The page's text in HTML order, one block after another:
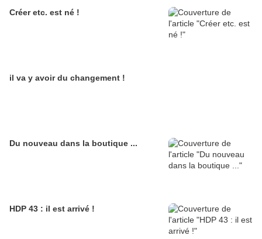
Créer etc. est né !
il va y avoir du changement !
Du nouveau dans la boutique ...
HDP 43 : il est arrivé !